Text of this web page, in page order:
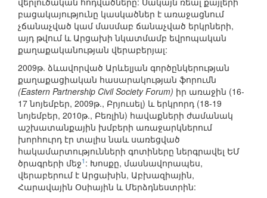
բացակայությունը կասկածներ է առաջացնում
չճանաչված կամ մասմաբ ճանաչված երկրների,
այդ թվում և Արցախի նկատմամբ եվրոպական
քաղաքականության վերաբերյալ:
2009թ. ձևավորված Արևելյան գործընկերության
քաղաքացիական հասարակության ֆորումն
(Eastern Partnership Civil Society Forum) իր առաջին (16-
17 նոյեմբեր, 2009թ., Բրյուսել) և երկրորդ (18-19
նոյեմբեր, 2010թ., Բեռլին) հավաքների ժամանակ
աշխատանքային խմբերի առաջարկներում
խորհուրդ էր տալիս նաև սառեցված
հակամարտությունների գոտիները ներգրավել ԵՄ
ծրագրերի մեջ1 : Խոսքը, մասնավորապես,
վերաբերում է Արցախին, Աբխազիային,
Հարավային Օսիային և Մերձդնեստրին: